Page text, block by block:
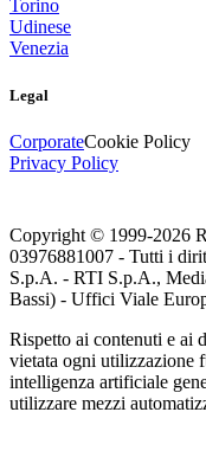
Torino
Udinese
Venezia
Legal
CorporateCookie Policy
Privacy Policy
Copyright © 1999-2026
03976881007 - Tutti i
S.p.A. - RTI S.p.A.,
Bassi) - Uffici Viale
Rispetto ai contenuti e ai
vietata ogni utilizzazione
intelligenza artificiale
utilizzare mezzi